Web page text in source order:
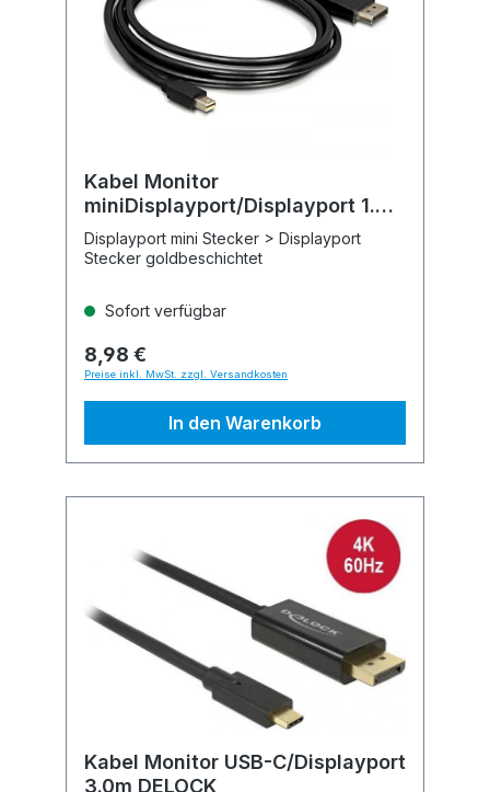
Kabel Monitor
miniDisplayport/Displayport 1.8m
Delock
Displayport mini Stecker > Displayport
Stecker goldbeschichtet
Sofort verfügbar
8,98 €
Preise inkl. MwSt. zzgl. Versandkosten
In den Warenkorb
Kabel Monitor USB-C/Displayport
3.0m DELOCK